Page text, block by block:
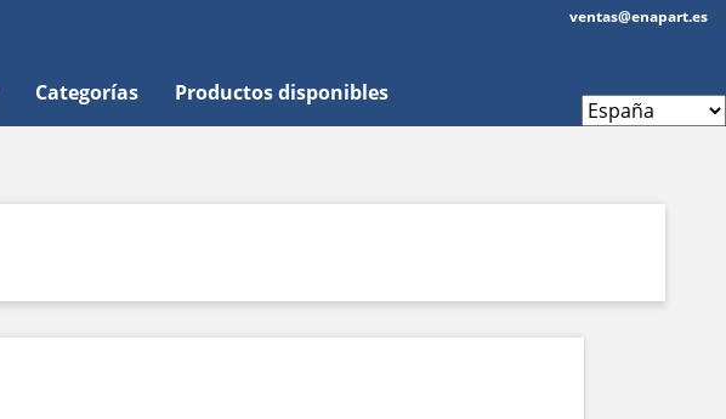
Categorías Productos disponibles
ventas@enapart.es